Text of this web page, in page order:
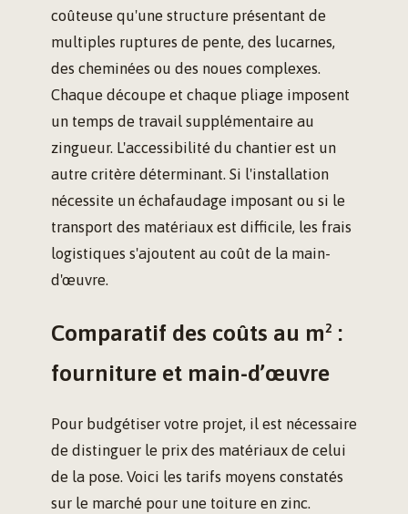
coûteuse qu'une structure présentant de
multiples ruptures de pente, des lucarnes,
des cheminées ou des noues complexes.
Chaque découpe et chaque pliage imposent
un temps de travail supplémentaire au
zingueur. L'accessibilité du chantier est un
autre critère déterminant. Si l'installation
nécessite un échafaudage imposant ou si le
transport des matériaux est difficile, les frais
logistiques s'ajoutent au coût de la main-
d'œuvre.
Comparatif des coûts au m² :
fourniture et main-d’œuvre
Pour budgétiser votre projet, il est nécessaire
de distinguer le prix des matériaux de celui
de la pose. Voici les tarifs moyens constatés
sur le marché pour une toiture en zinc.